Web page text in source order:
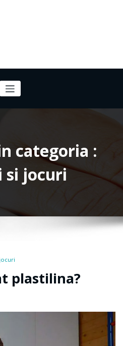
categoria :
si jocuri
plastilina?